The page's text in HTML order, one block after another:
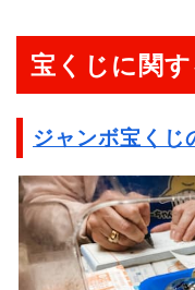
宝くじに関
ジャンボ宝くじ